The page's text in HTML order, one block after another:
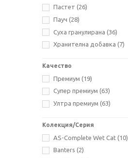
0.190(4)
0.200(4)
0.250(1)
0.300(3)
0.400(15)
0.800(1)
1.02(4)
1.200(1)
1.520(4)
2.00(16)
7.00(2)
Пастет (26)
Пауч (28)
Суха гранулирана (36)
Хранителна добавка (7)
Качество
Премиум (19)
Супер премиум (63)
Ултра премиум (63)
Колекция/Серия
AS-Complete Wet Cat (10)
Banters (2)